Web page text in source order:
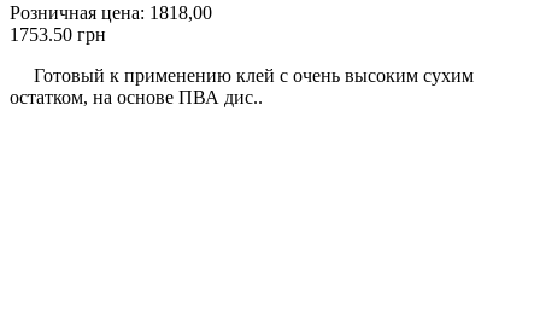
Розничная цена: 1818,00
1753.50 грн
Готовый к применению клей с очень высоким сухим
остатком, на основе ПВА дис..